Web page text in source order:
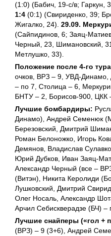
(1:0) (Бабич, 19-с/в; Гаркун,
1:4 (0:1) (Свириденко, 39;
Жигалко, 24). 29.09.
(Сайпидинов, 6; Заяц-
Черный, 23, Шимановский,
Метлушко, 33).
Положение после 4-го
очков, ВРЗ – 9, УВД-
– по 7, Столица – 6,
БНТУ – 2, Борисов-900, ЦКК
Лучшие бомбардиры:
Динамо), Андрей Семенюк
Березовский, Дмитрий
Роман Белоножко, Игорь
Демянов, Владислав
Юрий Дубков, Иван Заяц-
Александр Черный (все –
(Витэн), Никита Керолиди
Лушковский, Дмитрий
Олег Носаль, Александр
Арчил Себискверадзе (БЧ) –
Лучшие снайперы («гол +
(ВРЗ) – 9 (3+6), Андрей